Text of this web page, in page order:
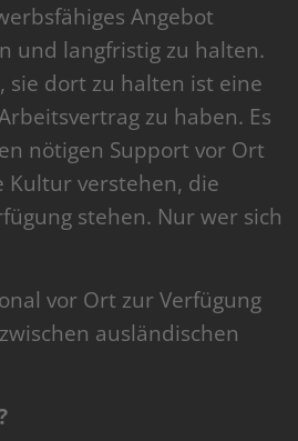
Angebot
und langfristig zu halten.
sie dort zu halten ist eine
zu haben. Es
nötigen Support vor Ort
verstehen, die
stehen. Nur wer sich
vor Ort zur Verfügung
ausländischen